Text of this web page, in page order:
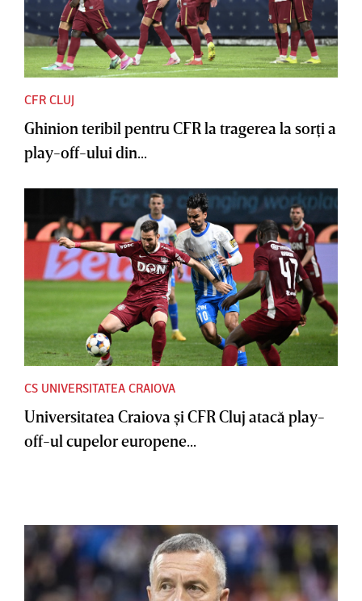
CFR CLUJ
Ghinion teribil pentru CFR la tragerea la sorţi a
play-off-ului din...
CS UNIVERSITATEA CRAIOVA
Universitatea Craiova şi CFR Cluj atacă play-
off-ul cupelor europene...